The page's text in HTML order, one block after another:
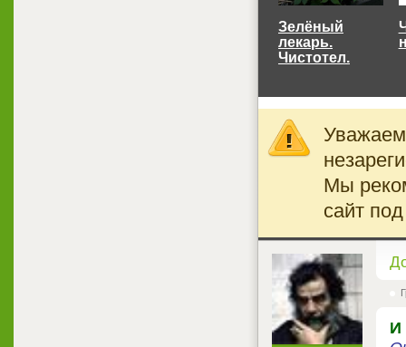
Зелёный
лекарь.
Чистотел.
Мы
сайт
И